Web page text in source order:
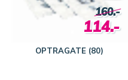
OPTRAGATE (80)
160.-
114.-